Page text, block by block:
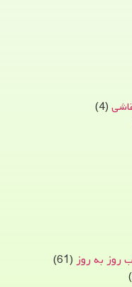
(4)
روز به روز (61)